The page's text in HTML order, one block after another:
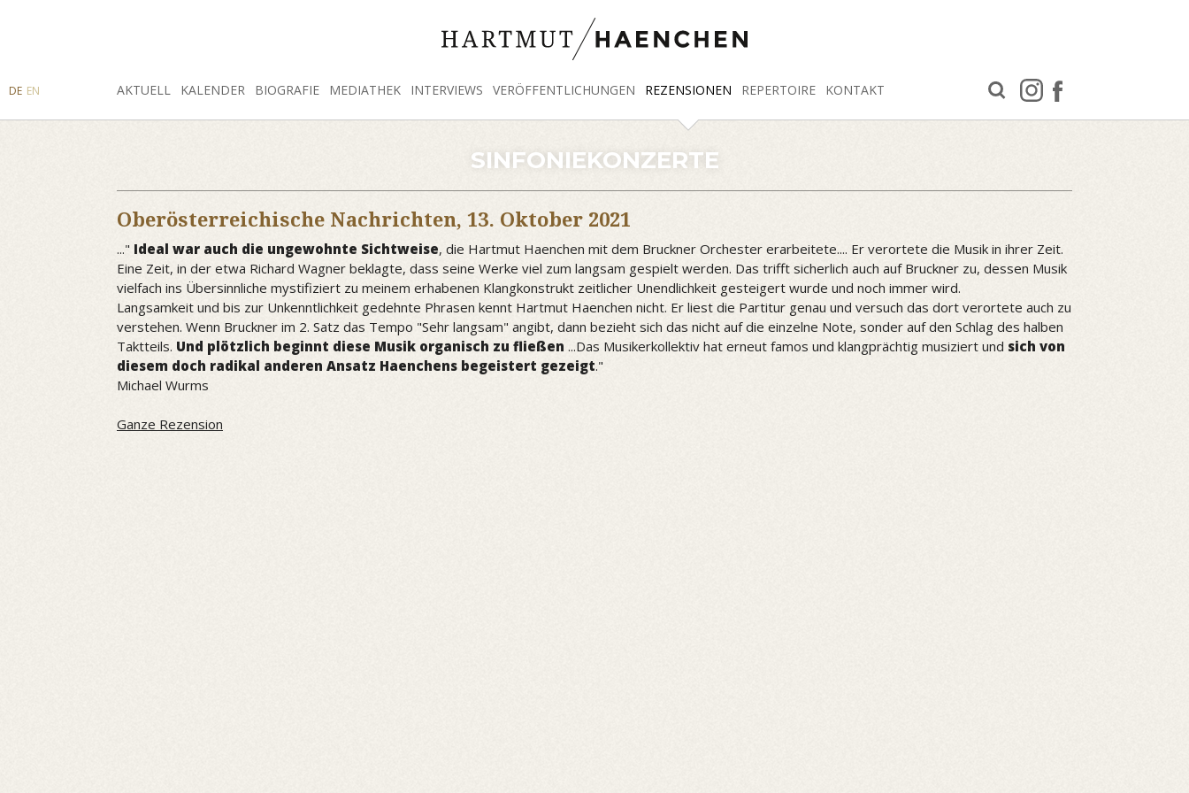
AKTUELL KALENDER BIOGRAFIE MEDIATHEK INTERVIEWS VERÖFFENTLICHUNGEN REZENSIONEN REPERTOIRE KONTAKT
FACEBOOK
INSTAGRAM
SUCHE
DE EN
SINFONIEKONZERTE
Oberösterreichische Nachrichten, 13. Oktober 2021
..." Ideal war auch die ungewohnte Sichtweise, die Hartmut Haenchen mit dem Bruckner Orchester erarbeitete.... Er verortete die Musik in ihrer Zeit.
Eine Zeit, in der etwa Richard Wagner beklagte, dass seine Werke viel zum langsam gespielt werden. Das trifft sicherlich auch auf Bruckner zu, dessen Musik
vielfach ins Übersinnliche mystifiziert zu meinem erhabenen Klangkonstrukt zeitlicher Unendlichkeit gesteigert wurde und noch immer wird.
Langsamkeit und bis zur Unkenntlichkeit gedehnte Phrasen kennt Hartmut Haenchen nicht. Er liest die Partitur genau und versuch das dort verortete auch zu
verstehen. Wenn Bruckner im 2. Satz das Tempo "Sehr langsam" angibt, dann bezieht sich das nicht auf die einzelne Note, sonder auf den Schlag des halben
Taktteils. Und plötzlich beginnt diese Musik organisch zu fließen ...Das Musikerkollektiv hat erneut famos und klangprächtig musiziert und sich von
diesem doch radikal anderen Ansatz Haenchens begeistert gezeigt."
Michael Wurms
Ganze Rezension